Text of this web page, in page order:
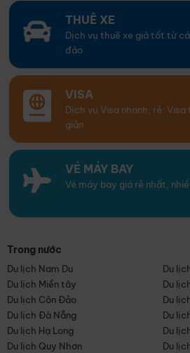
THUÊ XE
Dịch vụ thuê xe giá tốt từ
đáo
VISA
Dịch vụ Visa nhanh, rẻ.
giản
VÉ MÁY BAY
Vé máy bay giá rẻ nhất,
Trong nước
Du lịch Nam Du
Du
Du lịch Miền tây
Du
Du lịch Côn Đảo
Du
Du lịch Đà Nẵng
Du
Du lịch Hạ Long
Du
Du lịch Quy Nhơn
Du